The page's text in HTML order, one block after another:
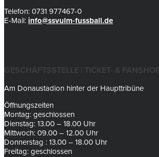
Telefon: 0731 977467-0
E-Mail: info@ssvulm-fussball.de
GESCHÄFTSSTELLE | TICKET- & FANSHOP
Am Donaustadion hinter der Haupttribüne
Öffnungszeiten
Montag: geschlossen
Dienstag: 13.00 – 18.00 Uhr
Mittwoch: 09.00 – 12.00 Uhr
Donnerstag : 13.00 – 18.00 Uhr
Freitag: geschlossen